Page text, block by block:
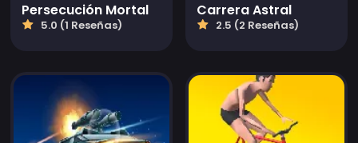
Persecución Mortal
5.0 (1 Reseñas)
Carrera Astral
2.5 (2 Reseñas)